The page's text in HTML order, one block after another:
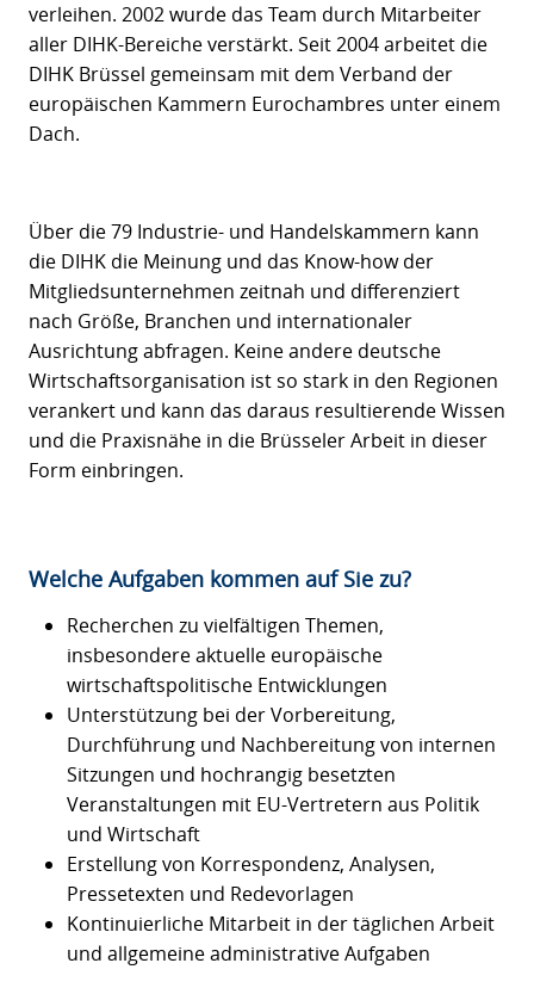
verleihen. 2002 wurde das Team durch Mitarbeiter
aller DIHK-Bereiche verstärkt. Seit 2004 arbeitet die
DIHK Brüssel gemeinsam mit dem Verband der
europäischen Kammern Eurochambres unter einem
Dach.
Über die 79 Industrie- und Handelskammern kann
die DIHK die Meinung und das Know-how der
Mitgliedsunternehmen zeitnah und differenziert
nach Größe, Branchen und internationaler
Ausrichtung abfragen. Keine andere deutsche
Wirtschaftsorganisation ist so stark in den Regionen
verankert und kann das daraus resultierende Wissen
und die Praxisnähe in die Brüsseler Arbeit in dieser
Form einbringen.
Welche Aufgaben kommen auf Sie zu?
Recherchen zu vielfältigen Themen,
insbesondere aktuelle europäische
wirtschaftspolitische Entwicklungen
Unterstützung bei der Vorbereitung,
Durchführung und Nachbereitung von internen
Sitzungen und hochrangig besetzten
Veranstaltungen mit EU-Vertretern aus Politik
und Wirtschaft
Erstellung von Korrespondenz, Analysen,
Pressetexten und Redevorlagen
Kontinuierliche Mitarbeit in der täglichen Arbeit
und allgemeine administrative Aufgaben